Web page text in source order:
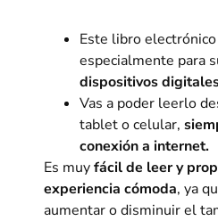
Este libro
especialmente para
dispositivos
Vas a poder leerlo
tablet o celular,
conexión a internet.
Es muyfácil de leer y
experiencia cómoda, ya
aumentar o disminuir el